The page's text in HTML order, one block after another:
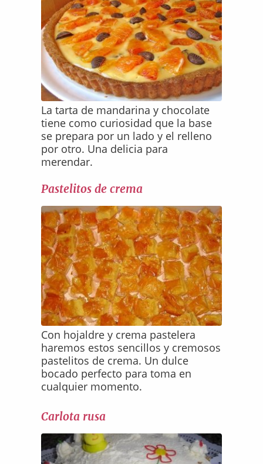
La tarta de mandarina y chocolate
tiene como curiosidad que la base
se prepara por un lado y el relleno
por otro. Una delicia para
merendar.
Pastelitos de crema
Con hojaldre y crema pastelera
haremos estos sencillos y cremosos
pastelitos de crema. Un dulce
bocado perfecto para toma en
cualquier momento.
Carlota rusa